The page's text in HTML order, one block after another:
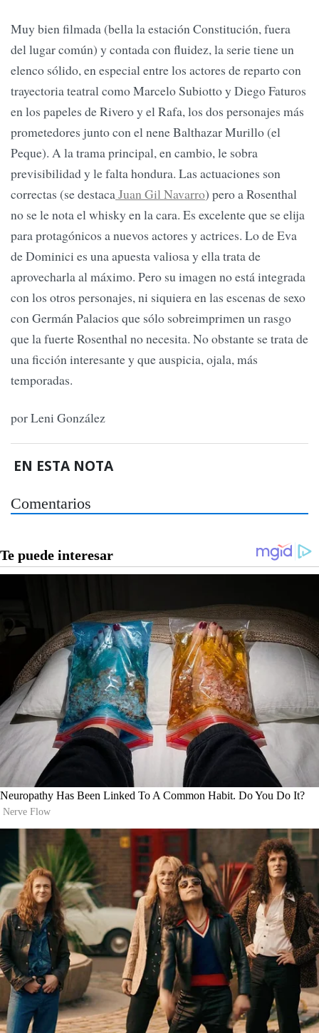
Muy bien filmada (bella la estación Constitución, fuera
del lugar común) y contada con fluidez, la serie tiene un
elenco sólido, en especial entre los actores de reparto con
trayectoria teatral como Marcelo Subiotto y Diego Faturos
en los papeles de Rivero y el Rafa, los dos personajes más
prometedores junto con el nene Balthazar Murillo (el
Peque). A la trama principal, en cambio, le sobra
previsibilidad y le falta hondura. Las actuaciones son
correctas (se destacaJuan Gil Navarro) pero a Rosenthal
no se le nota el whisky en la cara. Es excelente que se elija
para protagónicos a nuevos actores y actrices. Lo de Eva
de Dominici es una apuesta valiosa y ella trata de
aprovecharla al máximo. Pero su imagen no está integrada
con los otros personajes, ni siquiera en las escenas de sexo
con Germán Palacios que sólo sobreimprimen un rasgo
que la fuerte Rosenthal no necesita. No obstante se trata de
una ficción interesante y que auspicia, ojala, más
temporadas.
por Leni González
EN ESTA NOTA
Comentarios